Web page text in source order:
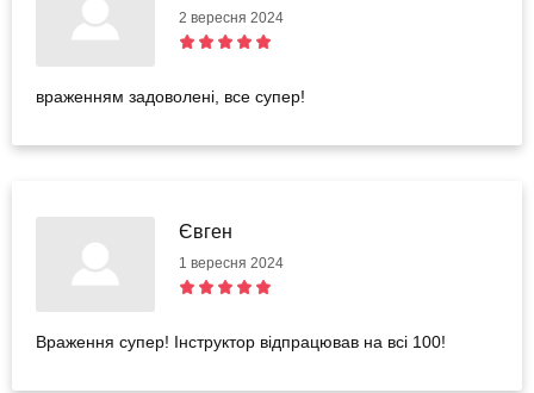
2 вересня 2024
враженням задоволені, все супер!
Євген
1 вересня 2024
Враження супер! Інструктор відпрацював на всі 100!